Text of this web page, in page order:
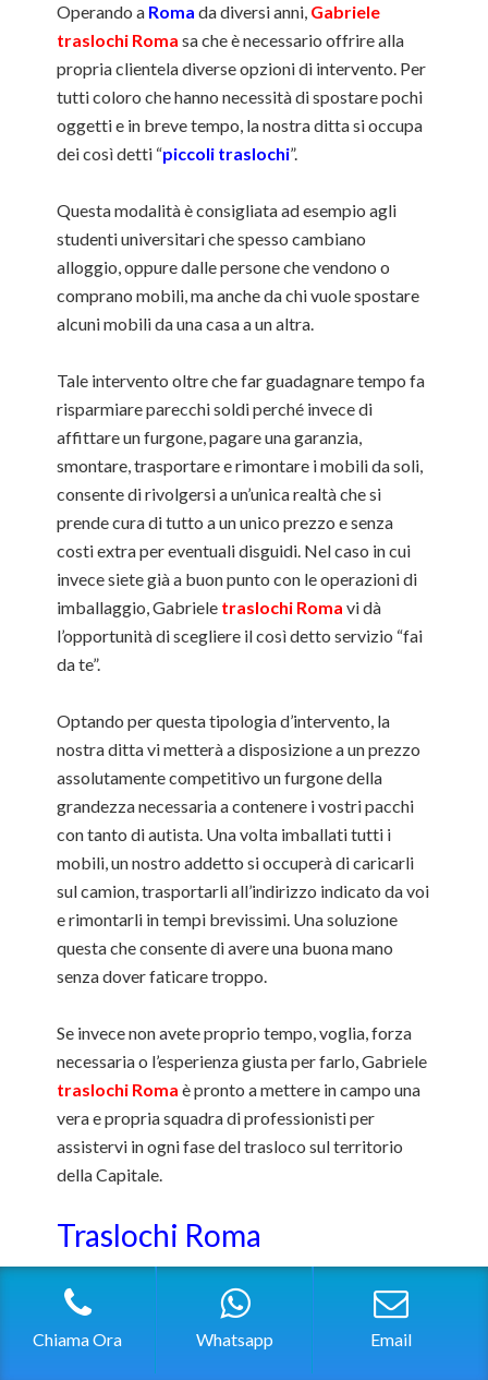
Operando a Roma da diversi anni, Gabriele
traslochi Roma sa che è necessario offrire alla
propria clientela diverse opzioni di intervento. Per
tutti coloro che hanno necessità di spostare pochi
oggetti e in breve tempo, la nostra ditta si occupa
dei così detti “piccoli traslochi”.
Questa modalità è consigliata ad esempio agli
studenti universitari che spesso cambiano
alloggio, oppure dalle persone che vendono o
comprano mobili, ma anche da chi vuole spostare
alcuni mobili da una casa a un altra.
Tale intervento oltre che far guadagnare tempo fa
risparmiare parecchi soldi perché invece di
affittare un furgone, pagare una garanzia,
smontare, trasportare e rimontare i mobili da soli,
consente di rivolgersi a un’unica realtà che si
prende cura di tutto a un unico prezzo e senza
costi extra per eventuali disguidi. Nel caso in cui
invece siete già a buon punto con le operazioni di
imballaggio, Gabriele traslochi Roma vi dà
l’opportunità di scegliere il così detto servizio “fai
da te”.
Optando per questa tipologia d’intervento, la
nostra ditta vi metterà a disposizione a un prezzo
assolutamente competitivo un furgone della
grandezza necessaria a contenere i vostri pacchi
con tanto di autista. Una volta imballati tutti i
mobili, un nostro addetto si occuperà di caricarli
sul camion, trasportarli all’indirizzo indicato da voi
e rimontarli in tempi brevissimi. Una soluzione
questa che consente di avere una buona mano
senza dover faticare troppo.
Se invece non avete proprio tempo, voglia, forza
necessaria o l’esperienza giusta per farlo, Gabriele
traslochi Roma è pronto a mettere in campo una
vera e propria squadra di professionisti per
assistervi in ogni fase del trasloco sul territorio
della Capitale.
Traslochi Roma
Con questa soluzione saranno infatti i nostri
addetti ad occuparsi di tutto il necessario
liberando il cliente da qualsiasi pensiero inutile e
Chiama Ora Whatsapp Email